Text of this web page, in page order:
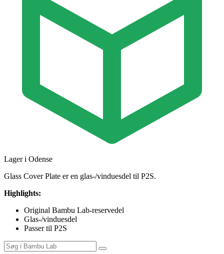
Lager i Odense
Glass Cover Plate er en glas-/vinduesdel til P2S.
Highlights:
Original Bambu Lab-reservedel
Glas-/vinduesdel
Passer til P2S